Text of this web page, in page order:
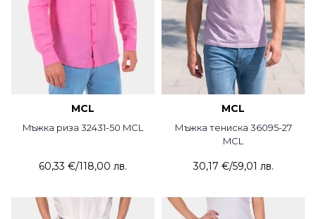
MCL
Mъжка риза 32431-50 MCL
60,33 €/118,00 лв.
MCL
Мъжка тениска 36095-27
MCL
30,17 €/59,01 лв.